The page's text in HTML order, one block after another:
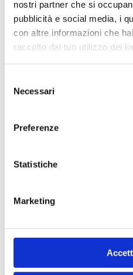
nostri partner che si
pubblicità e social media, i
con altre informazioni che
raccolto dal tuo utilizzo dei
delNecessari
Preferenze
Statistiche
Marketing